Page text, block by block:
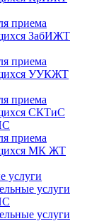
приема
ЗабИЖТ
приема
УУКЖТ
приема
СКТиС
приема
МК ЖТ
услуги
услуги
услуги